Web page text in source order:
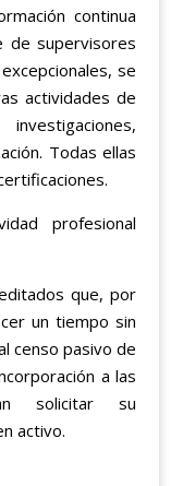
continua
de supervisores
se
actividades de
Todas ellas
profesional
que, por
un tiempo sin
censo pasivo de
a las
solicitar su
activo.